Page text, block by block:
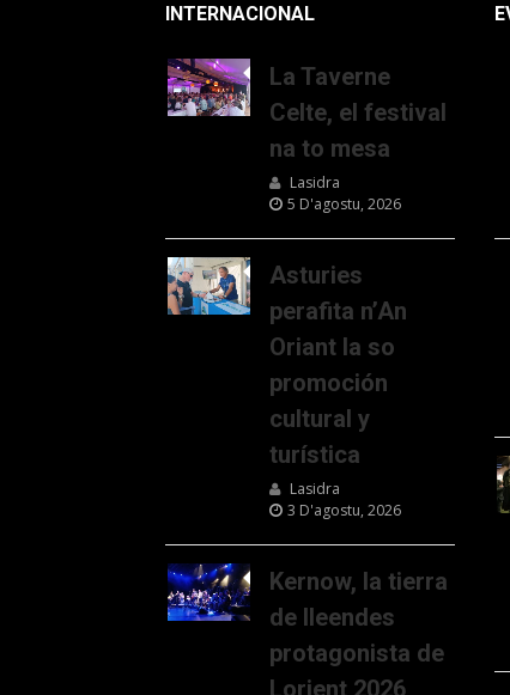
INTERNACIONAL
La Taverne
Celte, el festival
na to mesa
Lasidra
5 D'agostu, 2026
Asturies
perafita n’An
Oriant la so
promoción
cultural y
turística
Lasidra
3 D'agostu, 2026
Kernow, la tierra
de lleendes
protagonista de
Lorient 2026